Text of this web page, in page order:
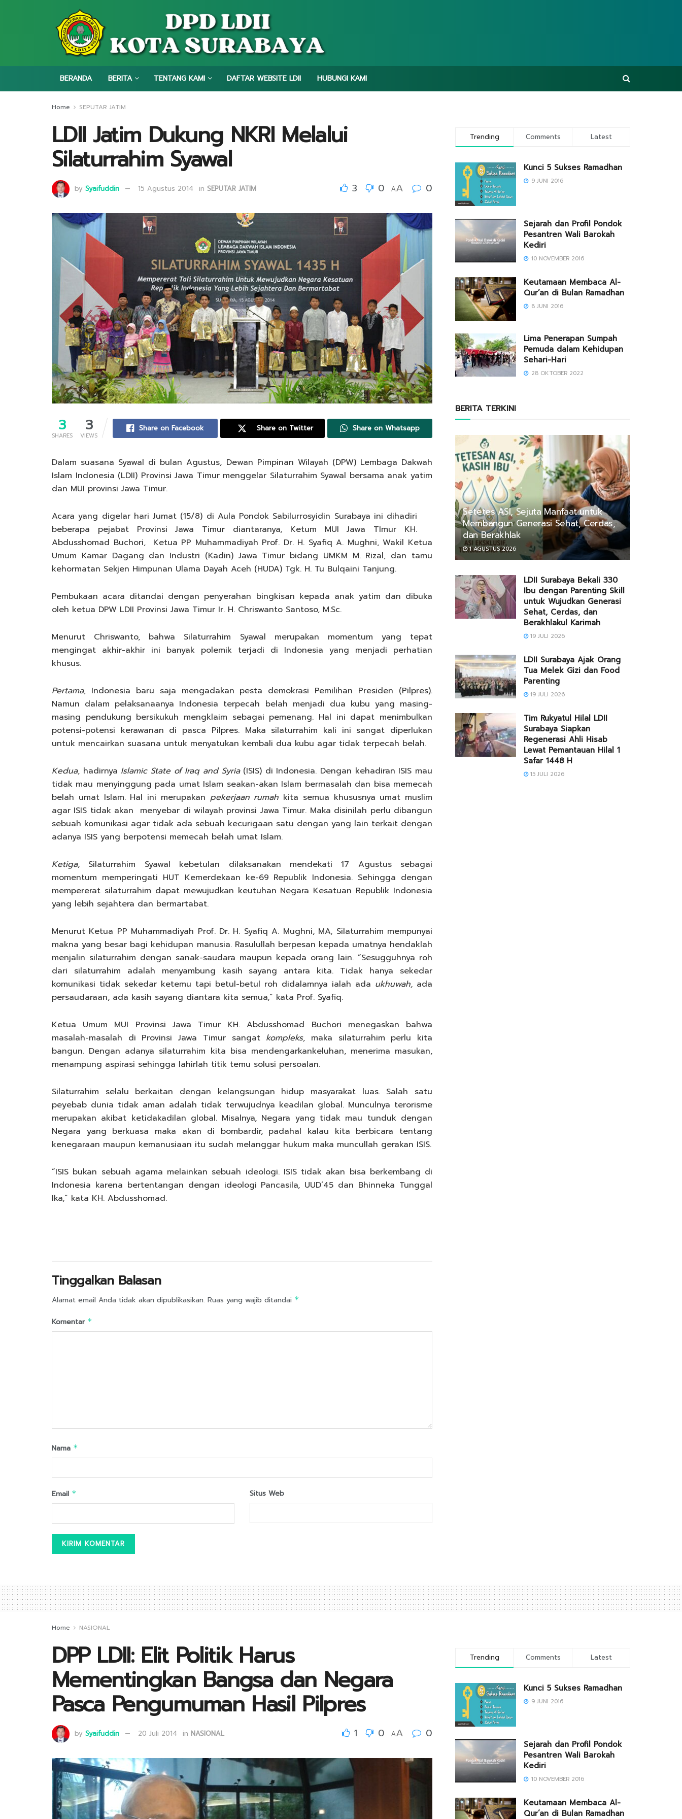
BERANDA BERITA TENTANG KAMI DAFTAR WEBSITE LDII HUBUNGI KAMI
Home SEPUTAR JATIM
LDII Jatim Dukung NKRI Melalui
Silaturrahim Syawal
by Syaifuddin 15 Agustus 2014 in SEPUTAR JATIM 3 0 AA 0
3
SHARES
3
VIEWS
Share on Facebook Share on Twitter Share on Whatsapp
Dalam suasana Syawal di bulan Agustus, Dewan Pimpinan Wilayah (DPW) Lembaga Dakwah
Islam Indonesia (LDII) Provinsi Jawa Timur menggelar Silaturrahim Syawal bersama anak yatim
dan MUI provinsi Jawa Timur.
Acara yang digelar hari Jumat (15/8) di Aula Pondok Sabilurrosyidin Surabaya ini dihadiri
beberapa pejabat Provinsi Jawa Timur diantaranya, Ketum MUI Jawa TImur KH.
Abdusshomad Buchori, Ketua PP Muhammadiyah Prof. Dr. H. Syafiq A. Mughni, Wakil Ketua
Umum Kamar Dagang dan Industri (Kadin) Jawa Timur bidang UMKM M. Rizal, dan tamu
kehormatan Sekjen Himpunan Ulama Dayah Aceh (HUDA) Tgk. H. Tu Bulqaini Tanjung.
Pembukaan acara ditandai dengan penyerahan bingkisan kepada anak yatim dan dibuka
oleh ketua DPW LDII Provinsi Jawa Timur Ir. H. Chriswanto Santoso, M.Sc.
Menurut Chriswanto, bahwa Silaturrahim Syawal merupakan momentum yang tepat
mengingat akhir-akhir ini banyak polemik terjadi di Indonesia yang menjadi perhatian
khusus.
Pertama, Indonesia baru saja mengadakan pesta demokrasi Pemilihan Presiden (Pilpres).
Namun dalam pelaksanaanya Indonesia terpecah belah menjadi dua kubu yang masing-
masing pendukung bersikukuh mengklaim sebagai pemenang. Hal ini dapat menimbulkan
potensi-potensi kerawanan di pasca Pilpres. Maka silaturrahim kali ini sangat diperlukan
untuk mencairkan suasana untuk menyatukan kembali dua kubu agar tidak terpecah belah.
Kedua, hadirnya Islamic State of Iraq and Syria (ISIS) di Indonesia. Dengan kehadiran ISIS mau
tidak mau menyinggung pada umat Islam seakan-akan Islam bermasalah dan bisa memecah
belah umat Islam. Hal ini merupakan pekerjaan rumah kita semua khususnya umat muslim
agar ISIS tidak akan menyebar di wilayah provinsi Jawa Timur. Maka disinilah perlu dibangun
sebuah komunikasi agar tidak ada sebuah kecurigaan satu dengan yang lain terkait dengan
adanya ISIS yang berpotensi memecah belah umat Islam.
Ketiga, Silaturrahim Syawal kebetulan dilaksanakan mendekati 17 Agustus sebagai
momentum memperingati HUT Kemerdekaan ke-69 Republik Indonesia. Sehingga dengan
mempererat silaturrahim dapat mewujudkan keutuhan Negara Kesatuan Republik Indonesia
yang lebih sejahtera dan bermartabat.
Menurut Ketua PP Muhammadiyah Prof. Dr. H. Syafiq A. Mughni, MA, Silaturrahim mempunyai
makna yang besar bagi kehidupan manusia. Rasulullah berpesan kepada umatnya hendaklah
menjalin silaturrahim dengan sanak-saudara maupun kepada orang lain. “Sesugguhnya roh
dari silaturrahim adalah menyambung kasih sayang antara kita. Tidak hanya sekedar
komunikasi tidak sekedar ketemu tapi betul-betul roh didalamnya ialah ada ukhuwah, ada
persaudaraan, ada kasih sayang diantara kita semua,” kata Prof. Syafiq.
Ketua Umum MUI Provinsi Jawa Timur KH. Abdusshomad Buchori menegaskan bahwa
masalah-masalah di Provinsi Jawa Timur sangat kompleks, maka silaturrahim perlu kita
bangun. Dengan adanya silaturrahim kita bisa mendengarkankeluhan, menerima masukan,
menampung aspirasi sehingga lahirlah titik temu solusi persoalan.
Silaturrahim selalu berkaitan dengan kelangsungan hidup masyarakat luas. Salah satu
peyebab dunia tidak aman adalah tidak terwujudnya keadilan global. Munculnya terorisme
merupakan akibat ketidakadilan global. Misalnya, Negara yang tidak mau tunduk dengan
Negara yang berkuasa maka akan di bombardir, padahal kalau kita berbicara tentang
kenegaraan maupun kemanusiaan itu sudah melanggar hukum maka muncullah gerakan ISIS.
“ISIS bukan sebuah agama melainkan sebuah ideologi. ISIS tidak akan bisa berkembang di
Indonesia karena bertentangan dengan ideologi Pancasila, UUD’45 dan Bhinneka Tunggal
Ika,” kata KH. Abdusshomad.
Tinggalkan Balasan
Alamat email Anda tidak akan dipublikasikan. Ruas yang wajib ditandai *
Komentar *
Nama *
Email * Situs Web
Trending Comments Latest
Kunci 5 Sukses Ramadhan
9 JUNI 2016
Sejarah dan Profil Pondok
Pesantren Wali Barokah
Kediri
10 NOVEMBER 2016
Keutamaan Membaca Al-
Qur’an di Bulan Ramadhan
8 JUNI 2016
Lima Penerapan Sumpah
Pemuda dalam Kehidupan
Sehari-Hari
28 OKTOBER 2022
BERITA TERKINI
Setetes ASI, Sejuta Manfaat untuk
Membangun Generasi Sehat, Cerdas,
dan Berakhlak
1 AGUSTUS 2026
LDII Surabaya Bekali 330
Ibu dengan Parenting Skill
untuk Wujudkan Generasi
Sehat, Cerdas, dan
Berakhlakul Karimah
19 JULI 2026
LDII Surabaya Ajak Orang
Tua Melek Gizi dan Food
Parenting
19 JULI 2026
Tim Rukyatul Hilal LDII
Surabaya Siapkan
Regenerasi Ahli Hisab
Lewat Pemantauan Hilal 1
Safar 1448 H
15 JULI 2026
Home NASIONAL
DPP LDII: Elit Politik Harus
Mementingkan Bangsa dan Negara
Pasca Pengumuman Hasil Pilpres
by Syaifuddin 20 Juli 2014 in NASIONAL 1 0 AA 0
Trending Comments Latest
Kunci 5 Sukses Ramadhan
9 JUNI 2016
Sejarah dan Profil Pondok
Pesantren Wali Barokah
Kediri
10 NOVEMBER 2016
Keutamaan Membaca Al-
Qur’an di Bulan Ramadhan